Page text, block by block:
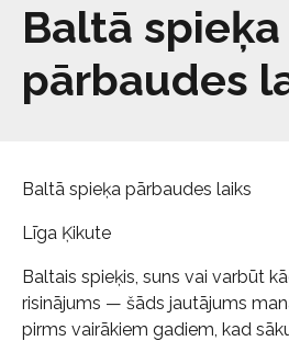
Par biedrību
Kontakti
Baltā spieķa
pārbaudes
Baltā spieķa pārbaudes laiks
Līga Ķikute
Baltais spieķis, suns vai varbūt
risinājums — šāds jautājums
pirms vairākiem gadiem, kad